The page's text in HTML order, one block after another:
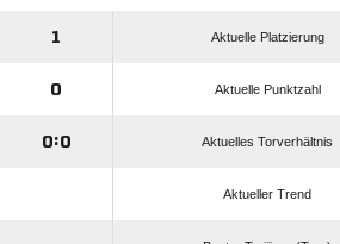
1 Aktuelle Platzierung
0 Aktuelle Punktzahl
0:0 Aktuelles Torverhältnis
Aktueller Trend